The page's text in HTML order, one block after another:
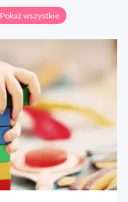
Pokaż wszystkie